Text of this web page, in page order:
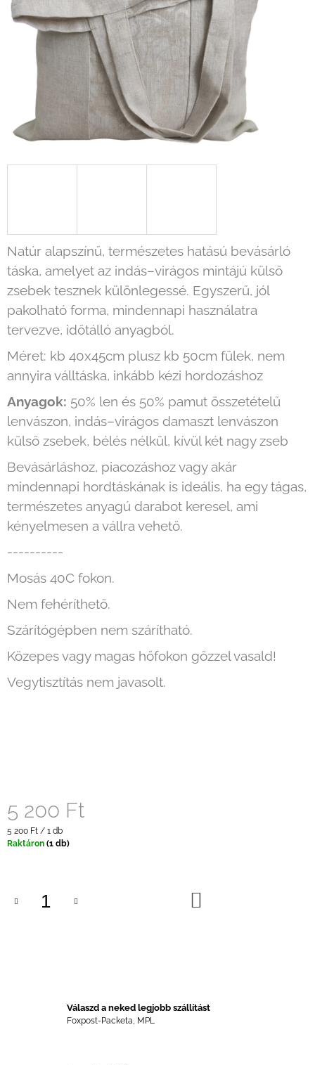
Natúr alapszínű, természetes hatású bevásárló
táska, amelyet az indás–virágos mintájú külső
zsebek tesznek különlegessé. Egyszerű, jól
pakolható forma, mindennapi használatra
tervezve, időtálló anyagból.
Méret: kb 40x45cm plusz kb 50cm fülek, nem
annyira válltáska, inkább kézi hordozáshoz
Anyagok: 50% len és 50% pamut összetételű
lenvászon, indás–virágos damaszt lenvászon
külső zsebek, bélés nélkül, kívül két nagy zseb
Bevásárláshoz, piacozáshoz vagy akár
mindennapi hordtáskának is ideális, ha egy tágas,
természetes anyagú darabot keresel, ami
kényelmesen a vállra vehető.
----------
Mosás 40C fokon.
Nem fehéríthető.
Szárítógépben nem szárítható.
Közepes vagy magas hőfokon gőzzel vasald!
Vegytisztítás nem javasolt.
5 200 Ft
Egységár:
5 200 Ft / 1 db
Raktáron (1 db)
Válaszd a neked legjobb szállítást
Foxpost-Packeta, MPL